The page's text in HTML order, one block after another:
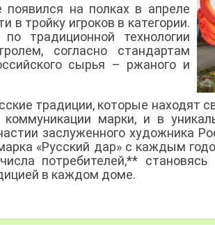
на полках в апреле
в тройку игроков в категории.
традиционной технологии
согласно стандартам
сырья – ржаного и
традиции, которые находят
марки, и в
заслуженного художника
«Русский дар» с каждым
потребителей,** становясь
в каждом доме.